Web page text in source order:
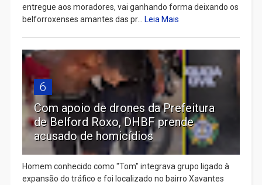
entregue aos moradores, vai ganhando forma deixando os
belforroxenses amantes das pr...
Leia Mais
6
Com apoio de drones da Prefeitura
de Belford Roxo, DHBF prende
acusado de homicídios
Homem conhecido como "Tom" integrava grupo ligado à
expansão do tráfico e foi localizado no bairro Xavantes